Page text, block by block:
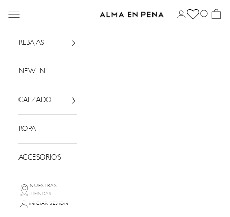
Alma en Pena
Menú Iniciar sesión
Buscar
Cesta
REBAJAS
NEW IN
CALZADO
ROPA
ACCESORIOS
NUESTRAS
TIENDAS
INICIAR SESIÓN